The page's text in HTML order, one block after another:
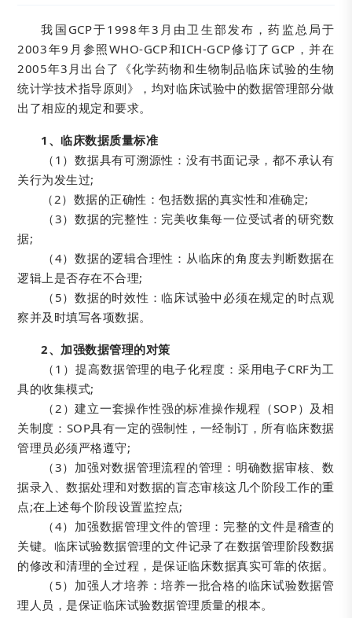
我国GCP于1998年3月由卫生部发布，药监总局于
2003年9月参照WHO-GCP和ICH-GCP修订了GCP，并在
2005年3月出台了《化学药物和生物制品临床试验的生物
统计学技术指导原则》，均对临床试验中的数据管理部分做
出了相应的规定和要求。
1、临床数据质量标准
（1）数据具有可溯源性：没有书面记录，都不承认有
关行为发生过;
（2）数据的正确性：包括数据的真实性和准确定;
（3）数据的完整性：完美收集每一位受试者的研究数
据;
（4）数据的逻辑合理性：从临床的角度去判断数据在
逻辑上是否存在不合理;
（5）数据的时效性：临床试验中必须在规定的时点观
察并及时填写各项数据。
2、加强数据管理的对策
（1）提高数据管理的电子化程度：采用电子CRF为工
具的收集模式;
（2）建立一套操作性强的标准操作规程（SOP）及相
关制度：SOP具有一定的强制性，一经制订，所有临床数据
管理员必须严格遵守;
（3）加强对数据管理流程的管理：明确数据审核、数
据录入、数据处理和对数据的盲态审核这几个阶段工作的重
点;在上述每个阶段设置监控点;
（4）加强数据管理文件的管理：完整的文件是稽查的
关键。临床试验数据管理的文件记录了在数据管理阶段数据
的修改和清理的全过程，是保证临床数据真实可靠的依据。
（5）加强人才培养：培养一批合格的临床试验数据管
理人员，是保证临床试验数据管理质量的根本。